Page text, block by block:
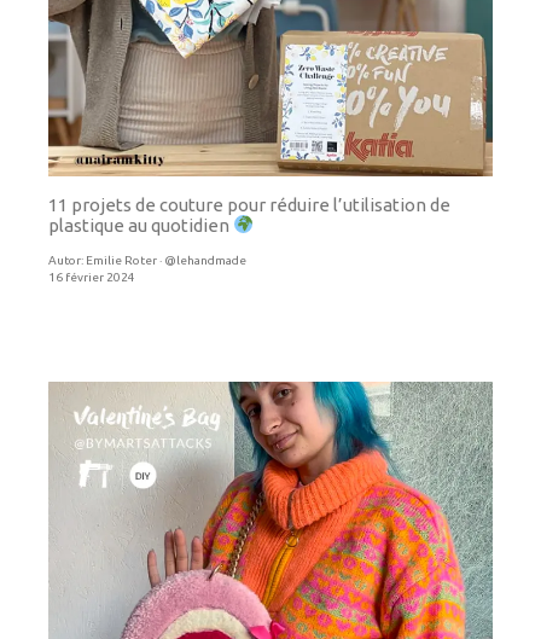
11 projets de couture pour réduire l’utilisation de
plastique au quotidien
Autor: Emilie Roter · @lehandmade
16 février 2024